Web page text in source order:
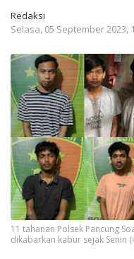
Redaksi
Selasa, 05 September 2023,
11 tahanan Polsek Pancung
dikabarkan kabur sejak Senin